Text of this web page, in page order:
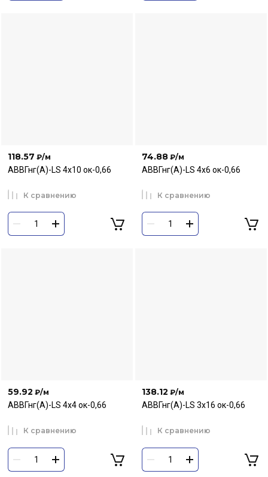
118.57 ₽/м
АВВГнг(А)-LS 4х10 ок-0,66
К сравнению
74.88 ₽/м
АВВГнг(А)-LS 4х6 ок-0,66
К сравнению
59.92 ₽/м
АВВГнг(А)-LS 4х4 ок-0,66
К сравнению
138.12 ₽/м
АВВГнг(А)-LS 3х16 ок-0,66
К сравнению